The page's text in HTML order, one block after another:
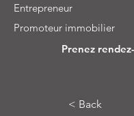
Entrepreneur
Promoteur immobilier
Prenez
< Back